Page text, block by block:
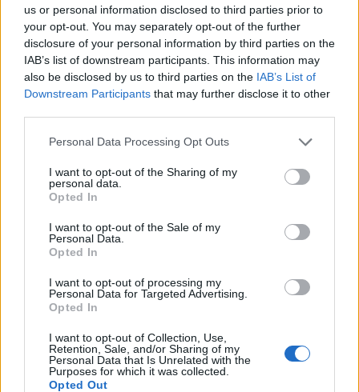
us or personal information disclosed to third parties prior to
your opt-out. You may separately opt-out of the further
disclosure of your personal information by third parties on the
IAB’s list of downstream participants. This information may
also be disclosed by us to third parties on the IAB’s List of
Downstream Participants that may further disclose it to other
Please note that this website/app uses one or more Google
not limited to your visit or usage behaviour. You may click to
grant or deny consent to Google and its third-party tags to
use your data for below specified purposes in below Google
consent section.
Personal Data Processing Opt Outs
I want to opt-out of the Sharing of my
personal data.
Opted In
I want to opt-out of the Sale of my
Personal Data.
Opted In
I want to opt-out of processing my
Personal Data for Targeted Advertising.
Opted In
I want to opt-out of Collection, Use,
Retention, Sale, and/or Sharing of my
Personal Data that Is Unrelated with the
Purposes for which it was collected.
Opted Out
NÃO CLASSIFICADO
Petróleo Brent cai 8.3% e arrasta commodities em agosto de
NÃO CLASSIFICADO